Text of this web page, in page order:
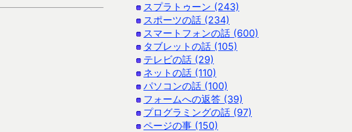
スプラトゥーン (243)
スポーツの話 (234)
スマートフォンの話 (600)
タブレットの話 (105)
テレビの話 (29)
ネットの話 (110)
パソコンの話 (100)
フォームへの返答 (39)
プログラミングの話 (97)
ページの事 (150)